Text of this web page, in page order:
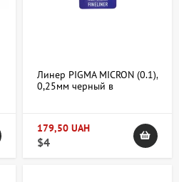
Линер PIGMA MICRON (0.1),
0,25мм черный в
179,50 UAH
$4